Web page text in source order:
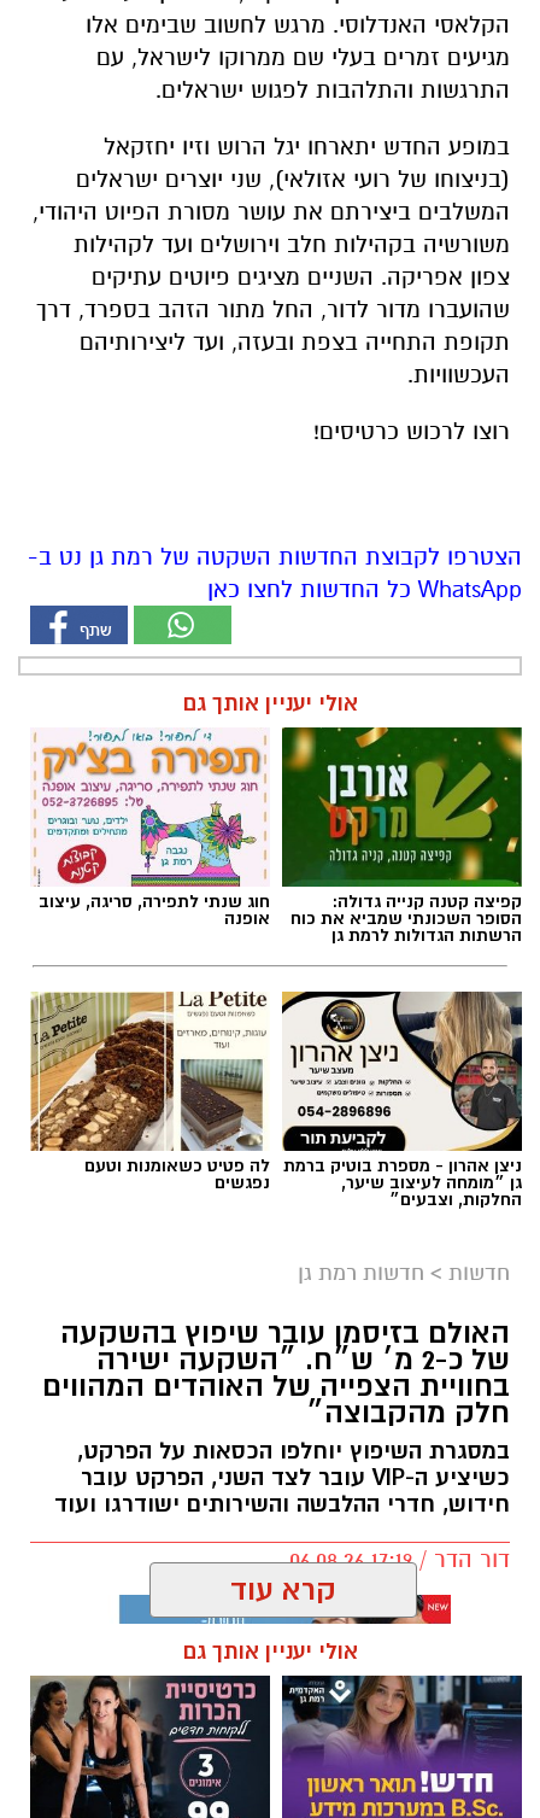
הקלאסי האנדלוסי. מרגש לחשוב שבימים אלו
מגיעים זמרים בעלי שם ממרוקו לישראל, עם
התרגשות והתלהבות לפגוש ישראלים.
במופע החדש יתארחו יגל הרוש וזיו יחזקאל
(בניצוחו של רועי אזולאי), שני יוצרים ישראלים
המשלבים ביצירתם את עושר מסורת הפיוט היהודי,
משורשיה בקהילות חלב וירושלים ועד לקהילות
צפון אפריקה. השניים מציגים פיוטים עתיקים
שהועברו מדור לדור, החל מתור הזהב בספרד, דרך
תקופת התחייה בצפת ובעזה, ועד ליצירותיהם
העכשוויות.
רוצו לרכוש כרטיסים!
הצטרפו לקבוצת החדשות השקטה של רמת גן נט ב-
WhatsApp כל החדשות לחצו כאן
אולי יעניין אותך גם
קפיצה קטנה קנייה גדולה:
הסופר השכונתי שמביא את כוח
הרשתות הגדולות לרמת גן
חוג שנתי לתפירה, סריגה, עיצוב
אופנה
ניצן אהרון - מספרת בוטיק ברמת
גן ״מומחה לעיצוב שיער,
החלקות, וצבעים״
לה פטיט כשאומנות וטעם
נפגשים
חדשות > חדשות רמת גן
האולם בזיסמן עובר שיפוץ בהשקעה
של כ-2 מ׳ ש״ח. ״השקעה ישירה
בחוויית הצפייה של האוהדים המהווים
חלק מהקבוצה״
במסגרת השיפוץ יוחלפו הכסאות על הפרקט,
כשיציע ה-VIP עובר לצד השני, הפרקט עובר
חידוש, חדרי ההלבשה והשירותים ישודרגו ועוד
דור הדר / 17:19 06.08.26
תגים:כרמל שאמה הכהן, מכבי עירוני רמת גן, זיסמן
אולם זיסמן ברמת גן, אולמה הביתי של מכבי
קרא עוד
אולי יעניין אותך גם